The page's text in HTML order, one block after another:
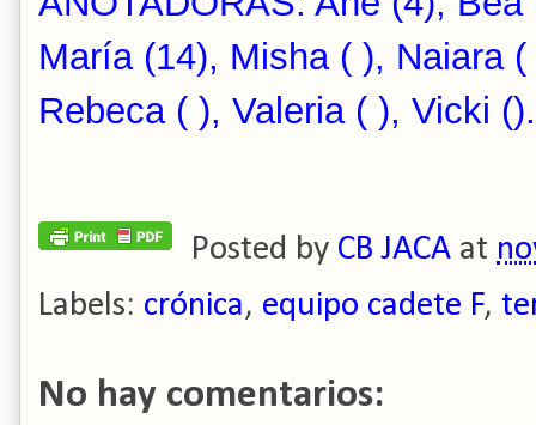
María (14), Misha ( ), Naiara
Rebeca ( ), Valeria ( ), Vicki ().
Posted by CB JACA at
Labels: crónica, equipo cadete F,
No hay comentarios: